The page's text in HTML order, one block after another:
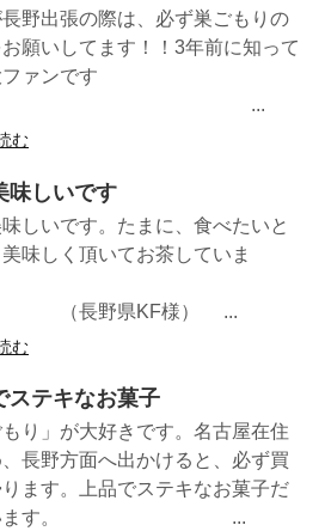
野出張の際は、必ず巣ごもりの
願いしてます！！3年前に知って
ァンです
...
む
味しいです
しいです。たまに、食べたいと
味しく頂いてお茶していま
。
野県KF様） ...
む
ステキなお菓子
もり」が大好きです。名古屋在住
長野方面へ出かけると、必ず買
ります。上品でステキなお菓子だ
います。 ...